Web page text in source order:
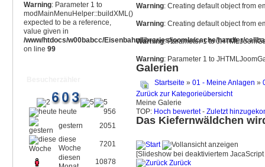
Warning: Parameter 1 to
modMainMenuHelper::buildXML()
expected to be a reference,
value given in
/www/htdocs/w00babcc/Eisenbahn/libraries/joomla/cache/handler/
on line 99
heute
956
gestern
2051
diese
Woche
7201
diesen
10878
Warning: Creating default object from
Warning: Creating default object from
Warning: Parameter 1 to
Warning: Parameter 1 to
Galerien
Startseite » 01 - Meine Anlagen »
Zurück zur Kategorieübersicht
Meine Galerie
TOP: Hoch bewertet- Zuletzt
Das Kiefernwäldchen
[Slideshow bei deaktiviertem
Zurück